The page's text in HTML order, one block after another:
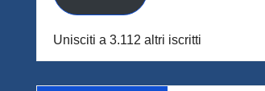
Unisciti a 3.112 altri iscritti